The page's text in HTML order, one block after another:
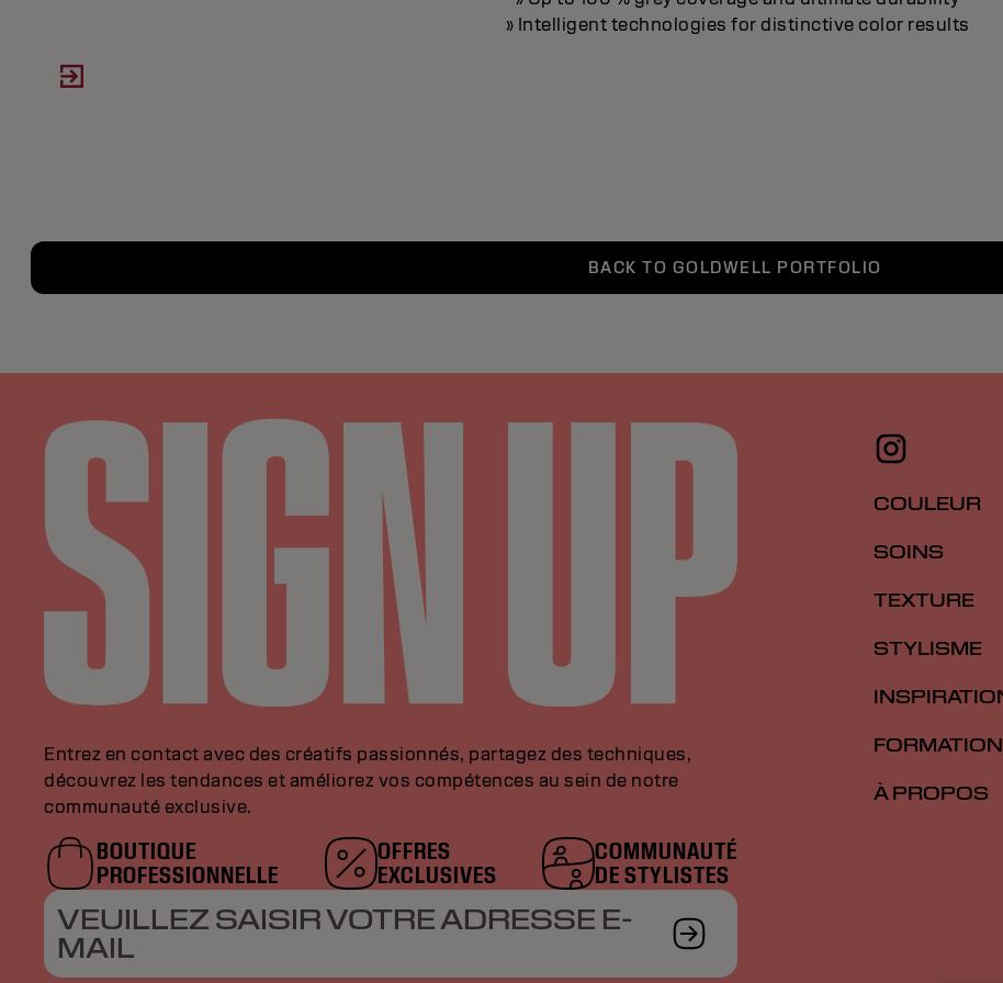
» Intelligent technologies for distinctive color results
BACK TO GOLDWELL PORTFOLIO
Entrez en contact avec des créatifs passionnés, partagez des techniques,
découvrez les tendances et améliorez vos compétences au sein de notre
communauté exclusive.
BOUTIQUE
PROFESSIONNELLE
OFFRES
EXCLUSIVES
COMMUNAUTÉ
DE STYLISTES
VEUILLEZ SAISIR VOTRE ADRESSE E-
MAIL
COULEUR
SOINS
TEXTURE
STYLISME
FORMATION
À PROPOS